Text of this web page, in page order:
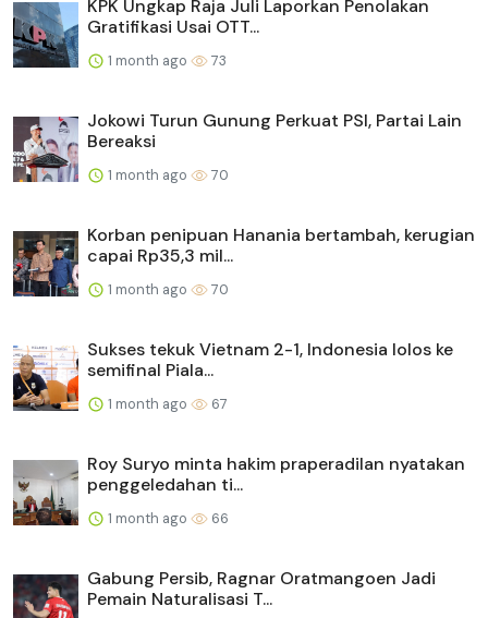
KPK Ungkap Raja Juli Laporkan Penolakan
Gratifikasi Usai OTT...
1 month ago 73
Jokowi Turun Gunung Perkuat PSI, Partai Lain
Bereaksi
1 month ago 70
Korban penipuan Hanania bertambah, kerugian
capai Rp35,3 mil...
1 month ago 70
Sukses tekuk Vietnam 2-1, Indonesia lolos ke
semifinal Piala...
1 month ago 67
Roy Suryo minta hakim praperadilan nyatakan
penggeledahan ti...
1 month ago 66
Gabung Persib, Ragnar Oratmangoen Jadi
Pemain Naturalisasi T...